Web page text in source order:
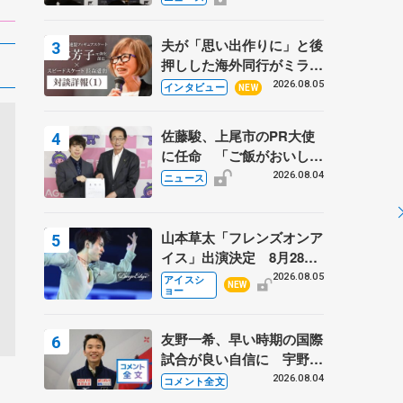
野村忠宏さんと対談
夫が「思い出作りに」と後
押しした海外同行がミラノ
まで… 繁華街のリンクで
に 小林芳子さんが振り返
るスケート人生
インタビュー NEW 2026.08.05
佐藤駿、上尾市のPR大使
に任命 「ご飯がおいし
く、住みやすいのが魅力」
ニュース 2026.08.04
山本草太「フレンズオンア
イス」出演決定 8月28日
（金）2公演のみ 荒川静
香さんプロデュース、20
アイスシ
ョー
NEW
2026.08.05
友野一希、早い時期の国際
試合が良い自信に 宇野昌
磨の現役復帰に思っている
コメント全文 2026.08.04